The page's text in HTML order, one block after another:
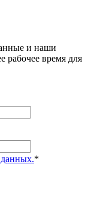
и наши
рабочее время для
*